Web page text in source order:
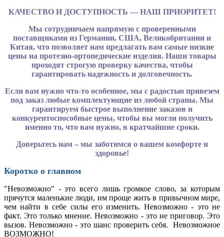
КАЧЕСТВО И ДОСТУПНОСТЬ — НАШ ПРИОРИТЕТ!
Мы сотрудничаем напрямую с проверенными
поставщиками из Германии, США, Великобритании и
Китая, что позволяет нам предлагать вам самые низкие
цены на протезно-ортопедические изделия. Наши товары
проходят строгую проверку качества, чтобы
гарантировать надежность и долговечность.
Если вам нужно что-то особенное, мы с радостью привезем
под заказ любые комплектующие из любой страны. Мы
гарантируем быстрое выполнение заказов и
конкурентоспособные цены, чтобы вы могли получить
именно то, что вам нужно, в кратчайшие сроки.
Доверьтесь нам – мы заботимся о вашем комфорте и
здоровье!
Коротко о главном
"Невозможно" - это всего лишь громкое слово, за которым
прячутся маленькие люди, им проще жить в привычном мире,
чем найти в себе силы его изменить. Невозможно - это не
факт. Это только мнение. Невозможно - это не приговор. Это
вызов. Невозможно - это шанс проверить себя. Невозможное
ВОЗМОЖНО!